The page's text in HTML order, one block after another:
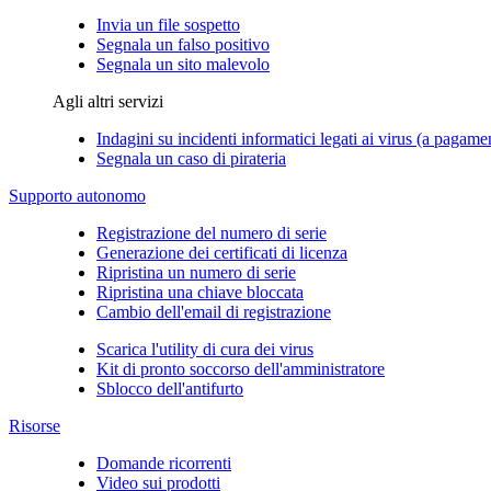
Invia un file sospetto
Segnala un falso positivo
Segnala un sito malevolo
Agli altri servizi
Indagini su incidenti informatici legati ai virus (a
Segnala un caso di pirateria
Supporto autonomo
Registrazione del numero di serie
Generazione dei certificati di licenza
Ripristina un numero di serie
Ripristina una chiave bloccata
Cambio dell'email di registrazione
Scarica l'utility di cura dei virus
Kit di pronto soccorso dell'amministratore
Sblocco dell'antifurto
Risorse
Domande ricorrenti
Video sui prodotti